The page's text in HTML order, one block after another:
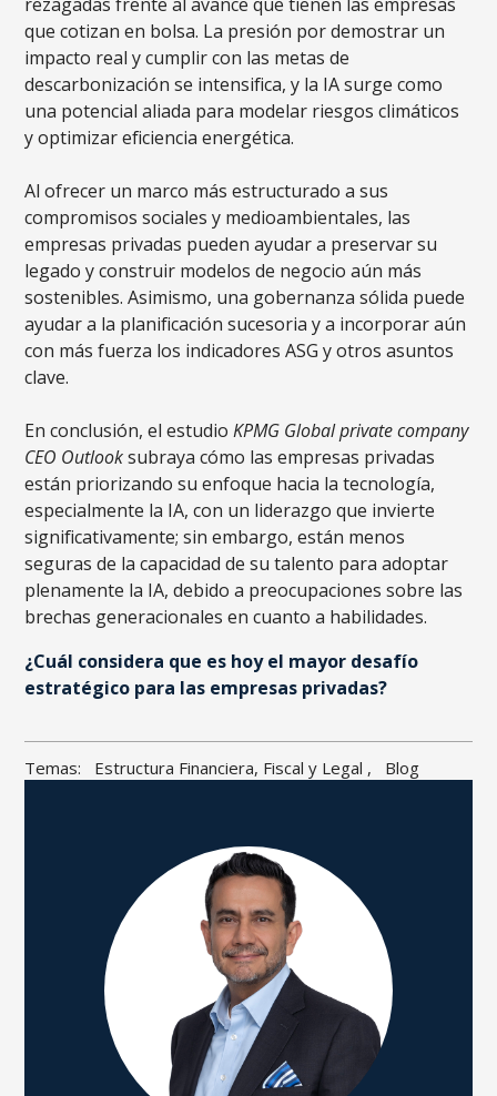
que cotizan en bolsa. La presión por demostrar un
impacto real y cumplir con las metas de
descarbonización se intensifica, y la IA surge como
una potencial aliada para modelar riesgos climáticos
y optimizar eficiencia energética.
Al ofrecer un marco más estructurado a sus
compromisos sociales y medioambientales, las
empresas privadas pueden ayudar a preservar su
legado y construir modelos de negocio aún más
sostenibles. Asimismo, una gobernanza sólida puede
ayudar a la planificación sucesoria y a incorporar aún
con más fuerza los indicadores ASG y otros asuntos
clave.
En conclusión, el estudio KPMG Global private company
CEO Outlooksubraya cómo las empresas privadas
están priorizando su enfoque hacia la tecnología,
especialmente la IA, con un liderazgo que invierte
significativamente; sin embargo, están menos
seguras de la capacidad de su talento para adoptar
plenamente la IA, debido a preocupaciones sobre las
brechas generacionales en cuanto a habilidades.
¿Cuál considera que es hoy el mayor desafío
estratégico para las empresas privadas?
Temas: Estructura Financiera, Fiscal y Legal , Blog